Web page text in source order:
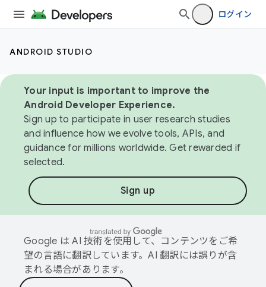
ログイン
ANDROID STUDIO
Your input is important to improve the
Android Developer Experience.
Sign up to participate in user research studies
and influence how we evolve tools, APIs, and
guidance for millions worldwide. Get rewarded if
selected.
Sign up
Google は AI 技術を使用して、コンテンツをご希
望の言語に翻訳しています。AI 翻訳には誤りが含
まれる場合があります。